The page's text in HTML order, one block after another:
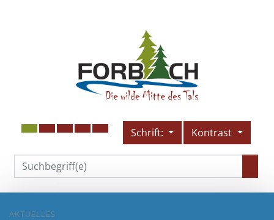
Schrift: Kontrast
AKTUELLES